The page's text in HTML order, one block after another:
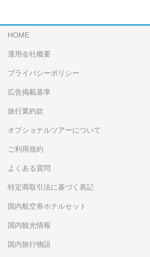
HOME
運用会社概要
プライバシーポリシー
広告掲載基準
旅行業約款
オプショナルツアーについて
ご利用規約
よくある質問
特定商取引法に基づく表記
国内航空券ホテルセット
国内観光情報
国内旅行物語